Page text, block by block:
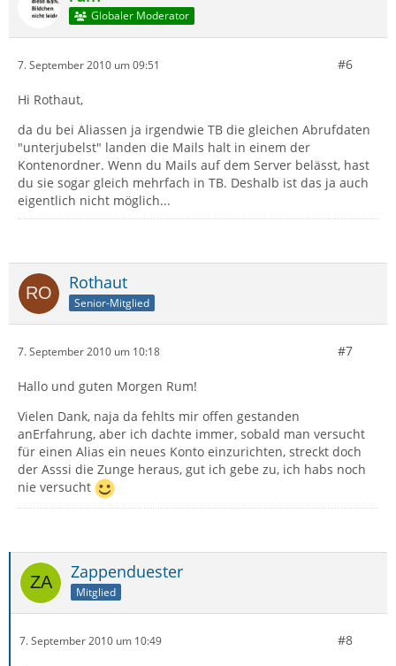
Globaler Moderator
7. September 2010 um 09:51 #6
Hi Rothaut,
da du bei Aliassen ja irgendwie TB die gleichen Abrufdaten
"unterjubelst" landen die Mails halt in einem der
Kontenordner. Wenn du Mails auf dem Server belässt, hast
du sie sogar gleich mehrfach in TB. Deshalb ist das ja auch
eigentlich nicht möglich...
Rothaut
Senior-Mitglied
7. September 2010 um 10:18 #7
Hallo und guten Morgen Rum!
Vielen Dank, naja da fehlts mir offen gestanden
anErfahrung, aber ich dachte immer, sobald man versucht
für einen Alias ein neues Konto einzurichten, streckt doch
der Asssi die Zunge heraus, gut ich gebe zu, ich habs noch
nie versucht
Zappenduester
Mitglied
7. September 2010 um 10:49 #8